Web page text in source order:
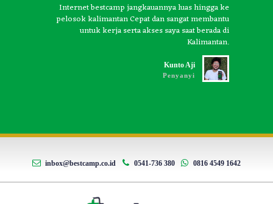
Internet bestcamp jangkauannya luas hingga ke
pelosok kalimantan Cepat dan sangat membantu
untuk kerja serta akses saya saat berada di
Kalimantan.
Kunto Aji
Penyanyi
inbox@bestcamp.co.id 0541-736 380 0816 4549 1642